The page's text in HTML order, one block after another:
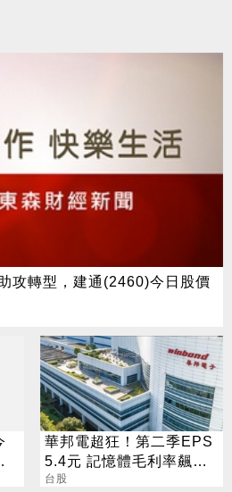
攻轉型，建通(2460)今日股價
華邦電超狂！第二季EPS
5.4元 記憶體毛利率飆至
70.3%
台股